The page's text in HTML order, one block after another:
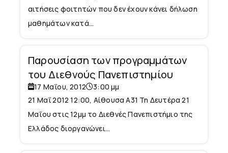
αιτήσεις φοιτητών που δεν έχουν κάνει δήλωση
μαθημάτων κατά...
Παρουσίαση των προγραμμάτων
του Διεθνούς Πανεπιστημίου
17 Μαΐου, 2012
3:00 μμ
21 Μαΐ 2012 12:00, Αίθουσα Α31 Τη Δευτέρα 21
Μαΐου στις 12μμ το Διεθνές Πανεπιστήμιο της
Ελλάδος διοργανώνει...